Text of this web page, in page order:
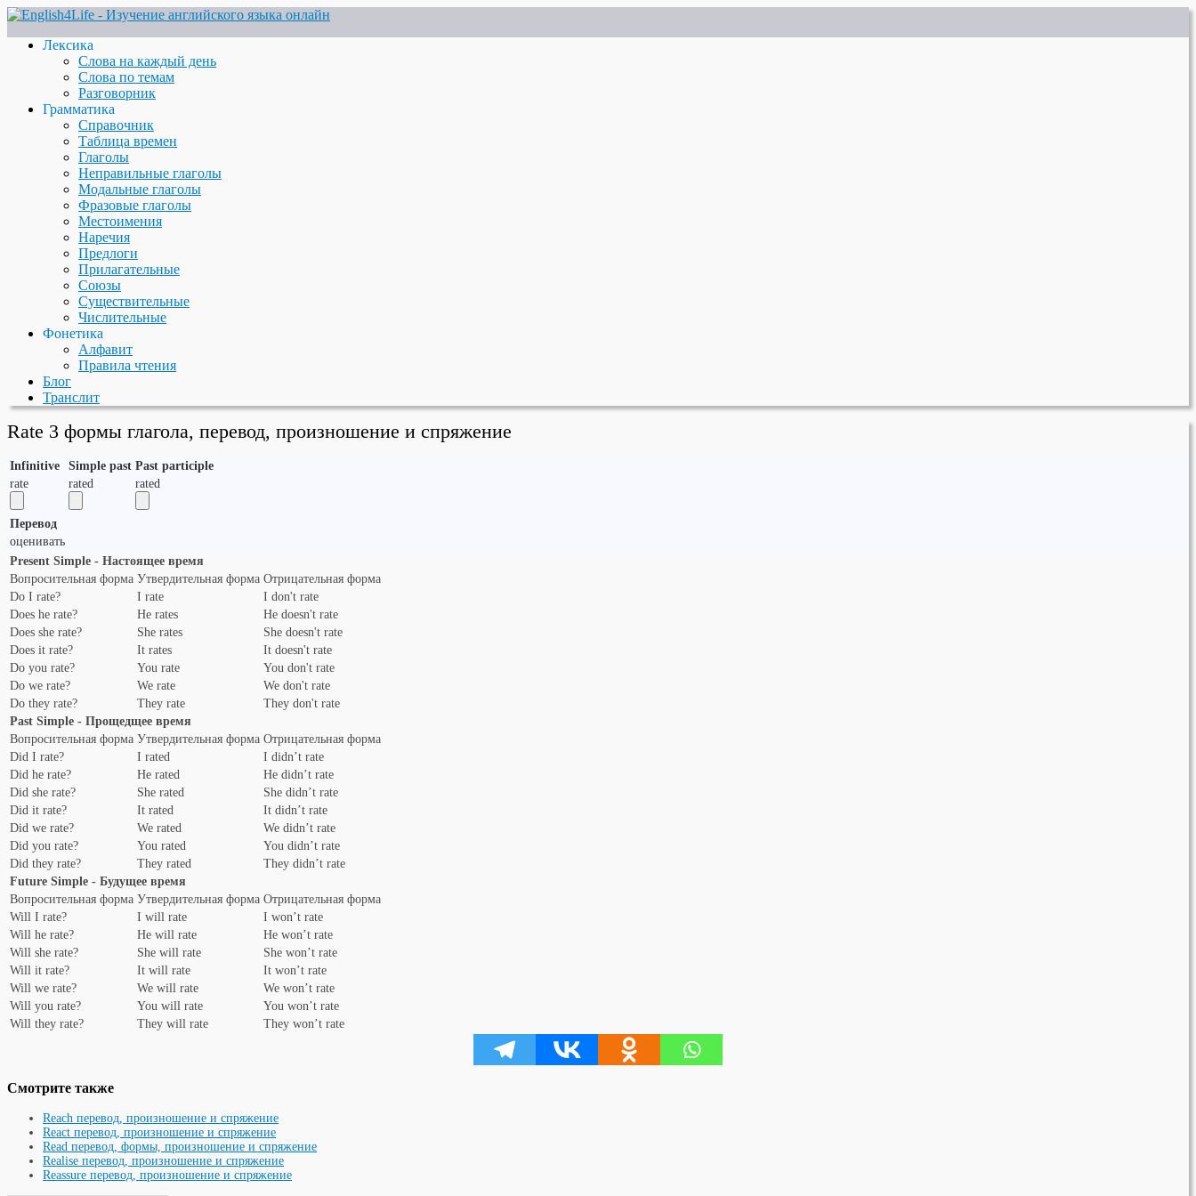
Лексика
Слова на каждый день
Слова по темам
Разговорник
Грамматика
Справочник
Таблица времен
Глаголы
Неправильные глаголы
Модальные глаголы
Фразовые глаголы
Местоимения
Наречия
Предлоги
Прилагательные
Союзы
Существительные
Числительные
Фонетика
Алфавит
Правила чтения
Блог
Транслит
Rate 3 формы глагола, перевод, произношение и спряжение
Infinitive Simple past Past participle
rate
rated rated
Перевод
оценивать
Present Simple - Настоящее время
Вопросительная форма Утвердительная форма Отрицательная форма
Do I rate?
I rate
I don't rate
Does he rate?
He rates
He doesn't rate
Does she rate?
She rates
She doesn't rate
Does it rate?
It rates
It doesn't rate
Do you rate?
You rate
You don't rate
Do we rate?
We rate
We don't rate
Do they rate?
They rate
They don't rate
Past Simple - Прощедщее время
Вопросительная форма Утвердительная форма Отрицательная форма
Did I rate?
I rated
I didn’t rate
Did he rate?
He rated
He didn’t rate
Did she rate?
She rated
She didn’t rate
Did it rate?
It rated
It didn’t rate
Did we rate?
We rated
We didn’t rate
Did you rate?
You rated
You didn’t rate
Did they rate?
They rated
They didn’t rate
Future Simple - Будущее время
Вопросительная форма Утвердительная форма Отрицательная форма
Will I rate?
I will rate
I won’t rate
Will he rate?
He will rate
He won’t rate
Will she rate?
She will rate
She won’t rate
Will it rate?
It will rate
It won’t rate
Will we rate?
We will rate
We won’t rate
Will you rate?
You will rate
You won’t rate
Will they rate?
They will rate They won’t rate
Смотрите также
Reach перевод, произношение и спряжение
React перевод, произношение и спряжение
Read перевод, формы, произношение и спряжение
Realise перевод, произношение и спряжение
Reassure перевод, произношение и спряжение